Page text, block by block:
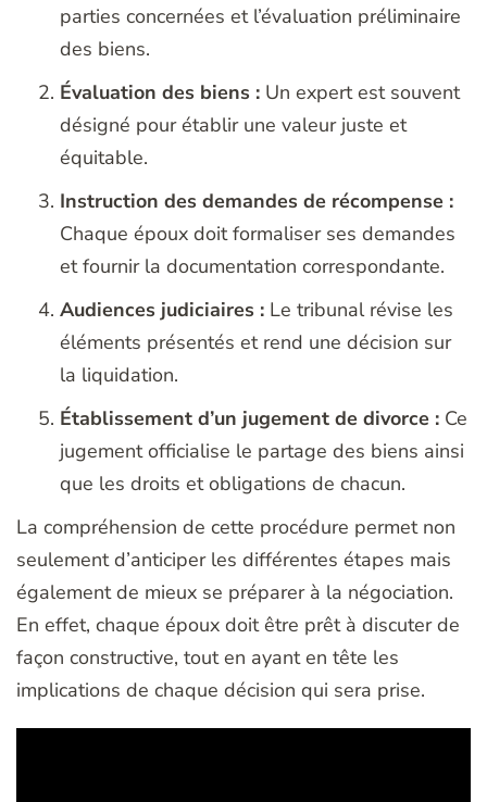
parties concernées et l’évaluation préliminaire
des biens.
Évaluation des biens : Un expert est souvent
désigné pour établir une valeur juste et
équitable.
Instruction des demandes de récompense :
Chaque époux doit formaliser ses demandes
et fournir la documentation correspondante.
Audiences judiciaires : Le tribunal révise les
éléments présentés et rend une décision sur
la liquidation.
Établissement d’un jugement de divorce : Ce
jugement officialise le partage des biens ainsi
que les droits et obligations de chacun.
La compréhension de cette procédure permet non
seulement d’anticiper les différentes étapes mais
également de mieux se préparer à la négociation.
En effet, chaque époux doit être prêt à discuter de
façon constructive, tout en ayant en tête les
implications de chaque décision qui sera prise.